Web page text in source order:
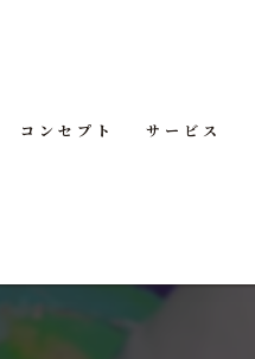
コンセプト サービス